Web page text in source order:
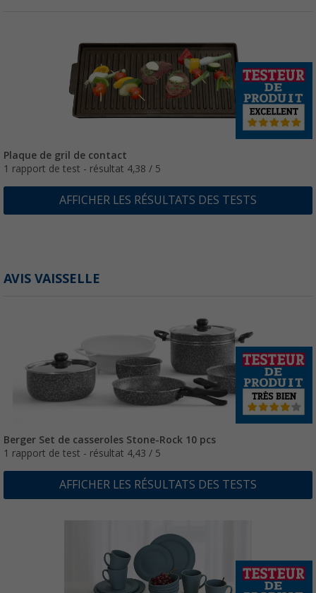
Plaque de gril de contact
1 rapport de test - résultat 4,38 / 5
AFFICHER LES RÉSULTATS DES TESTS
AVIS VAISSELLE
Berger Set de casseroles Stone-Rock 10 pcs
1 rapport de test - résultat 4,43 / 5
AFFICHER LES RÉSULTATS DES TESTS